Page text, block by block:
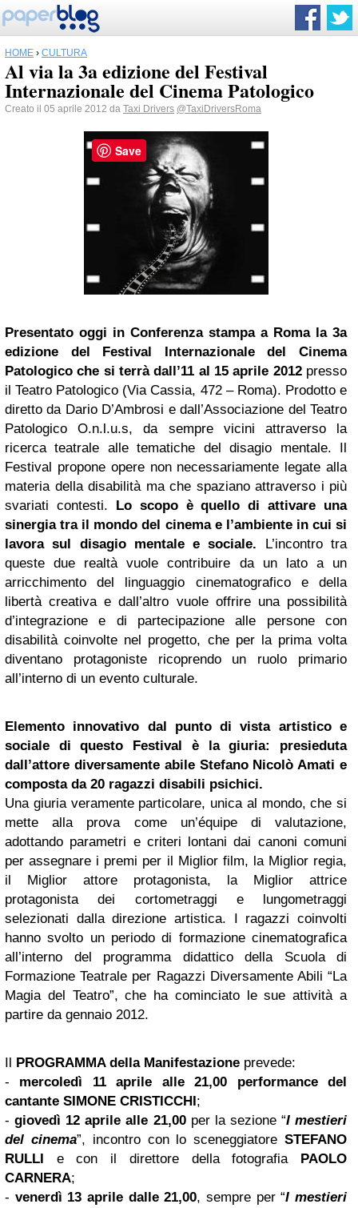
HOME › CULTURA
Al via la 3a edizione del Festival
Internazionale del Cinema Patologico
Creato il 05 aprile 2012 da Taxi Drivers @TaxiDriversRoma
Presentato oggi in Conferenza stampa a Romala 3a
edizione del Festival Internazionale del Cinema
Patologico che si terrà dall’11 al 15 aprile 2012presso
il Teatro Patologico (Via Cassia, 472 – Roma). Prodotto e
diretto da Dario D’Ambrosi e dall’Associazione del Teatro
Patologico O.n.l.u.s, da sempre vicini attraverso la
ricerca teatrale alle tematiche del disagio mentale. Il
Festival propone opere non necessariamente legate alla
materia della disabilità ma che spaziano attraverso i più
svariati contesti. Lo scopo è quello di attivare una
sinergia tra il mondo del cinema e l’ambiente in cui si
lavora sul disagio mentale e sociale. L’incontro tra
queste due realtà vuole contribuire da un lato a un
arricchimento del linguaggio cinematografico e della
libertà creativa e dall’altro vuole offrire una possibilità
d’integrazione e di partecipazione alle persone con
disabilità coinvolte nel progetto, che per la prima volta
diventano protagoniste ricoprendo un ruolo primario
all’interno di un evento culturale.
Elemento innovativo dal punto di vista artistico e
sociale di questo Festival è la giuria: presieduta
dall’attore diversamente abile Stefano Nicolò Amati e
composta da 20 ragazzi disabili psichici.
Una giuria veramente particolare, unica al mondo, che si
mette alla prova come un’équipe di valutazione,
adottando parametri e criteri lontani dai canoni comuni
per assegnare i premi per il Miglior film, la Miglior regia,
il Miglior attore protagonista, la Miglior attrice
protagonista dei cortometraggi e lungometraggi
selezionati dalla direzione artistica. I ragazzi coinvolti
hanno svolto un periodo di formazione cinematografica
all’interno del programma didattico della Scuola di
Formazione Teatrale per Ragazzi Diversamente Abili “La
Magia del Teatro”, che ha cominciato le sue attività a
partire da gennaio 2012.
Il PROGRAMMA della Manifestazione prevede:
- mercoledì 11 aprile alle 21,00 performance del
cantante SIMONE CRISTICCHI;
-giovedì 12 aprile alle 21,00per la sezione “I mestieri
del cinema”, incontro con lo sceneggiatoreSTEFANO
RULLI e con il direttore della fotografia PAOLO
CARNERA;
- venerdì 13 aprile dalle 21,00, sempre per “I mestieri
Save